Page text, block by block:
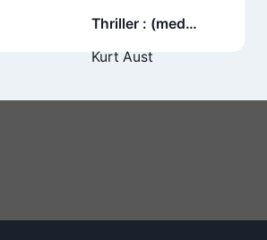
Thriller : (med
kulturquiz)
Kurt Aust